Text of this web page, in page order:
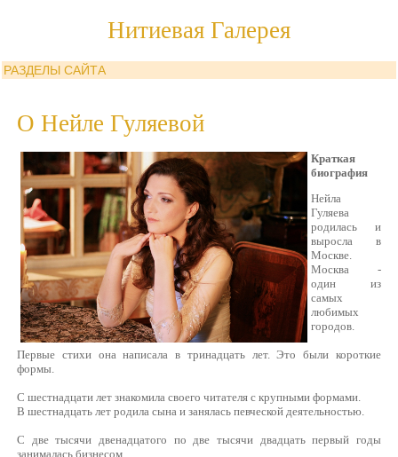
Нитиевая Галерея
РАЗДЕЛЫ САЙТА
О Нейле Гуляевой
Краткая
биография
Нейла
Гуляева
родилась и
выросла в
Москве.
Москва -
один из
самых
любимых
городов.
Первые стихи она написала в тринадцать лет. Это были короткие
формы.
С шестнадцати лет знакомила своего читателя с крупными формами.
В шестнадцать лет родила сына и занялась певческой деятельностью.
С две тысячи двенадцатого по две тысячи двадцать первый годы
занималась бизнесом.